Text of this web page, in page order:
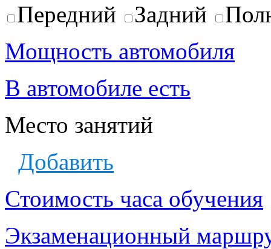
Передний
Задний
Мощность автомобиля
В автомобиле есть
Место занятий
Добавить
Стоимость часа обучения
Экзаменационный